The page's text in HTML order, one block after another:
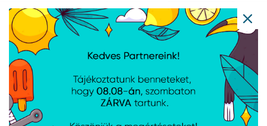
Denver VPL-230LW
lemezlejátszó
Denver VPR-190